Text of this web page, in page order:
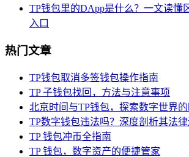
TP钱包里的DApp是什么？一文读懂
入口
热门文章
TP钱包取消多签钱包操作指南
TP 子钱包找回，方法与注意事项
北京时间与TP钱包，探索数字世界
TP数字钱包违法吗？深度剖析其法
TP 钱包冲币全指南
TP 钱包，数字资产的便捷管家